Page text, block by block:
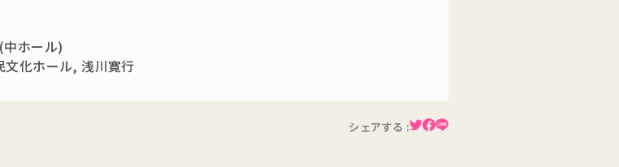
ホール)
文化ホール,浅川寛行
シェアする :